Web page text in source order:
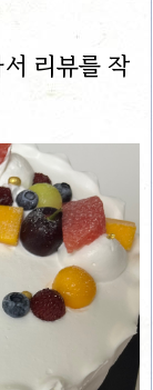
리뷰를 작